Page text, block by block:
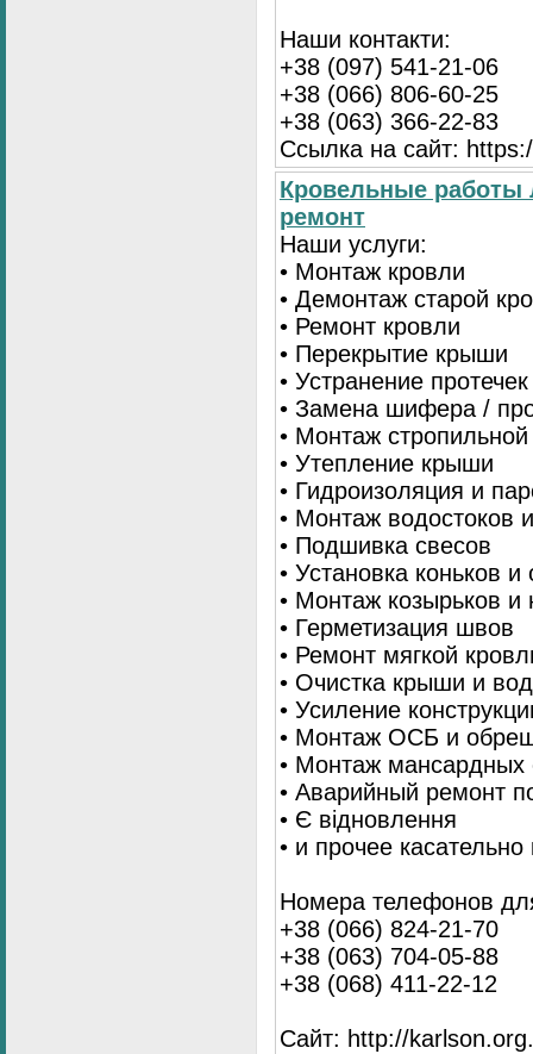
Наши контакти:
+38 (097) 541-21-06
+38 (066) 806-60-25
+38 (063) 366-22-83
Ссылка на сайт:
Кровельные
ремонт
Наши услуги:
• Монтаж кровли
• Демонтаж старой
• Ремонт кровли
• Перекрытие крыши
• Устранение протечек
• Замена шифера /
• Монтаж
• Утепление крыши
• Гидроизоляция и
• Монтаж водостоков
• Подшивка свесов
• Установка коньков и
• Монтаж козырьков и
• Герметизация швов
• Ремонт мягкой
• Очистка крыши и
• Усиление
• Монтаж ОСБ и
• Монтаж мансардных
• Аварийный ремонт
• Є відновлення
• и прочее
Номера телефонов
+38 (066) 824-21-70
+38 (063) 704-05-88
+38 (068) 411-22-12
Сайт: http://